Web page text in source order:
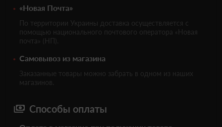
«Новая Почта»
По территории Украины доставка осуществляется с
помощью национального почтового оператора «Новая
почта» (НП).
Самовывоз из магазина
Заказанные товары можно забрать в одном из наших
магазинов.
Способы оплаты